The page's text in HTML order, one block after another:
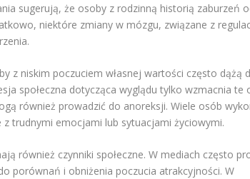
sugerują, że osoby z rodzinną historią zaburzeń
niektóre zmiany w mózgu, związane z
z niskim poczuciem własnej wartości często dążą
społeczna dotycząca wyglądu tylko wzmacnia te
również prowadzić do anoreksji. Wiele osób
trudnymi emocjami lub sytuacjami życiowymi.
również czynniki społeczne. W mediach często
porównań i obniżenia poczucia atrakcyjności. W